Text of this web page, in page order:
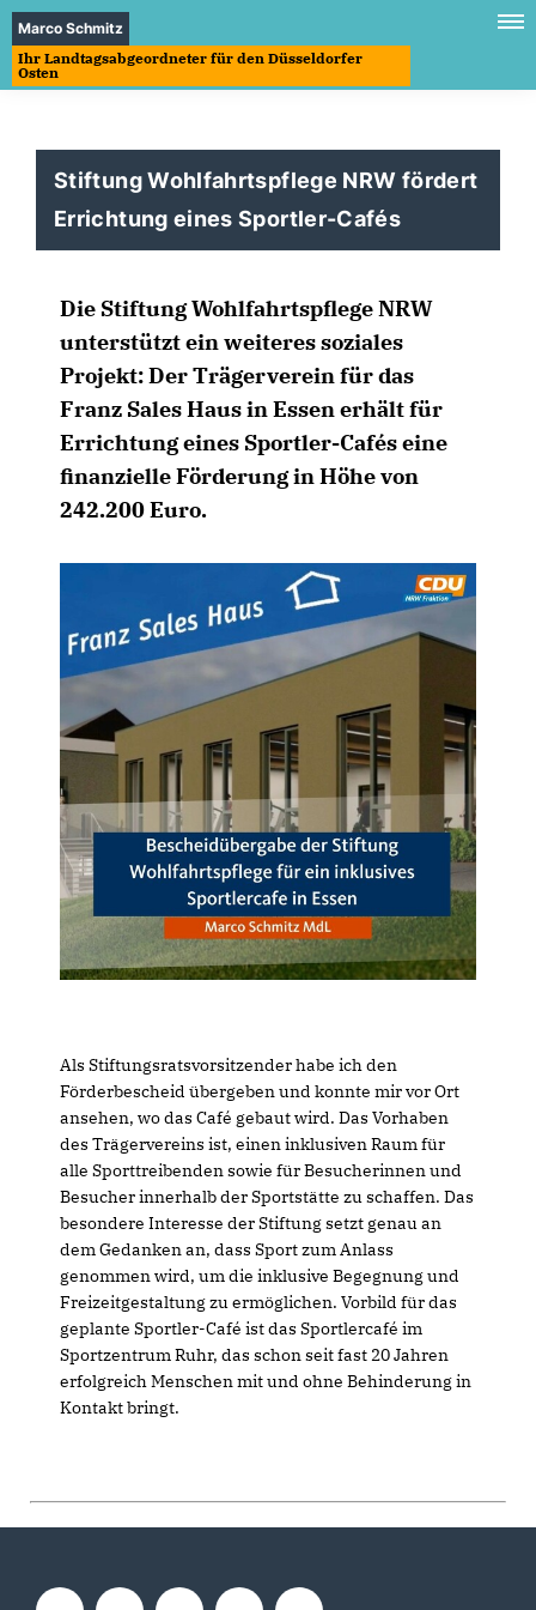
Marco Schmitz
Ihr Landtagsabgeordneter für den Düsseldorfer
Osten
Stiftung Wohlfahrtspflege NRW fördert
Errichtung eines Sportler-Cafés
Die Stiftung Wohlfahrtspflege NRW
unterstützt ein weiteres soziales
Projekt: Der Trägerverein für das
Franz Sales Haus in Essen erhält für
Errichtung eines Sportler-Cafés eine
finanzielle Förderung in Höhe von
242.200 Euro.
Als Stiftungsratsvorsitzender habe ich den
Förderbescheid übergeben und konnte mir vor Ort
ansehen, wo das Café gebaut wird. Das Vorhaben
des Trägervereins ist, einen inklusiven Raum für
alle Sporttreibenden sowie für Besucherinnen und
Besucher innerhalb der Sportstätte zu schaffen. Das
besondere Interesse der Stiftung setzt genau an
dem Gedanken an, dass Sport zum Anlass
genommen wird, um die inklusive Begegnung und
Freizeitgestaltung zu ermöglichen. Vorbild für das
geplante Sportler-Café ist das Sportlercafé im
Sportzentrum Ruhr, das schon seit fast 20 Jahren
erfolgreich Menschen mit und ohne Behinderung in
Kontakt bringt.